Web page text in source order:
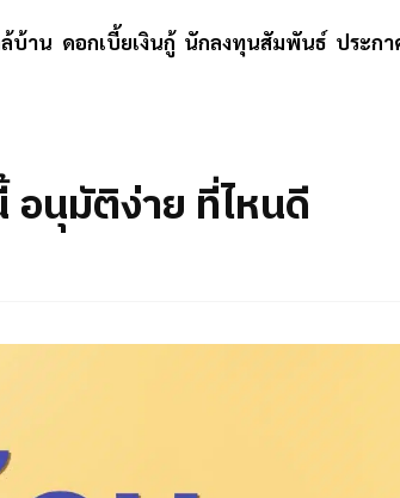
บ้าน ดอกเบี้ยเงินกู้ นักลงทุนสัมพันธ์ ประก
อนุมัติง่าย ที่ไหนดี